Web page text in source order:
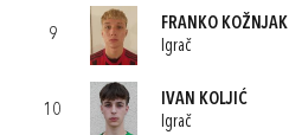
9
FRANKO KOŽNJAK
Igrač
10
IVAN KOLJIĆ
Igrač